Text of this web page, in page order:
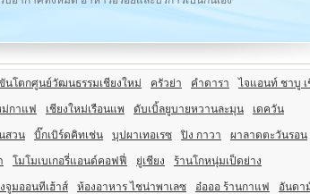
นโตกศูนย์วัฒนธรรมเชียงใหม่ ครัวย่า คำดารา ไจแอนท์ ชาบู เ
ม่กาแฟ เชียงใหม่เรือนแพ ดับเบิ้ลยูบายหวานละมุน เดควัน
สวน บิ๊กเบิร์ดคิทเช่น บุปผาเทอเรซ ปิง กาวา ผาลาดตะวันรอน
โมโมเบเกอรี่แอนด์คอฟฟี่ ยู่เชียง ร้านโกหนุ่มเป็ดย่าง
งจูมออนทีเฮ้าส์ ห้องอาหาร ไชน่าพาเลซ อ๋อออ ร้านกาแฟ อันดา